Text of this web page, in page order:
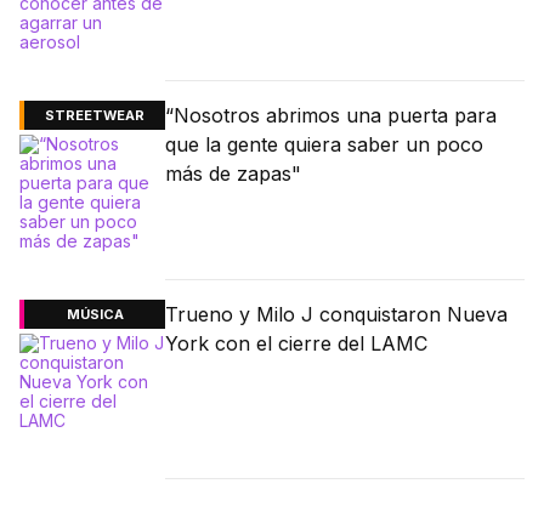
STREETWEAR
“Nosotros abrimos una puerta para
que la gente quiera saber un poco
más de zapas"
MÚSICA
Trueno y Milo J conquistaron Nueva
York con el cierre del LAMC